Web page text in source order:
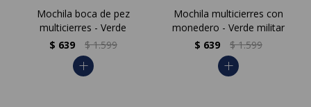
Mochila boca de pez
multicierres - Verde
$ 639 $ 1.599
add
Mochila multicierres con
monedero - Verde militar
$ 639 $ 1.599
add